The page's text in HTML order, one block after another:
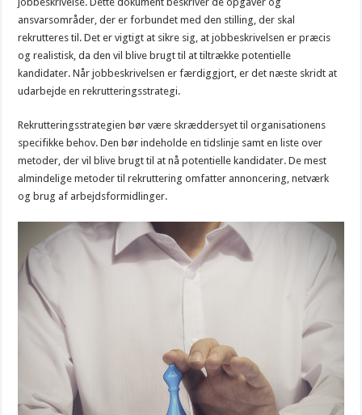
ansvarsområder, der er forbundet med den stilling, der skal
rekrutteres til. Det er vigtigt at sikre sig, at jobbeskrivelsen er præcis
og realistisk, da den vil blive brugt til at tiltrække potentielle
kandidater. Når jobbeskrivelsen er færdiggjort, er det næste skridt at
udarbejde en rekrutteringsstrategi.
Rekrutteringsstrategien bør være skræddersyet til organisationens
specifikke behov. Den bør indeholde en tidslinje samt en liste over
metoder, der vil blive brugt til at nå potentielle kandidater. De mest
almindelige metoder til rekruttering omfatter annoncering, netværk
og brug af arbejdsformidlinger.